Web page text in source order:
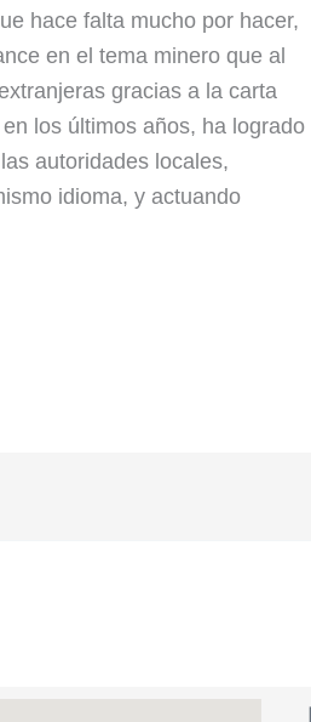
hace falta mucho por hacer,
en el tema minero que al
gracias a la carta
los últimos años, ha logrado
autoridades locales,
idioma, y actuando